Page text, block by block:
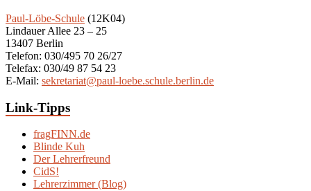
Paul-Löbe-Schule (12K04)
Lindauer Allee 23 – 25
13407 Berlin
Telefon: 030/495 70 26/27
Telefax: 030/49 87 54 23
E-Mail: sekretariat@paul-loebe.schule.berlin.de
Link-Tipps
fragFINN.de
Blinde Kuh
Der Lehrerfreund
CidS!
Lehrerzimmer (Blog)